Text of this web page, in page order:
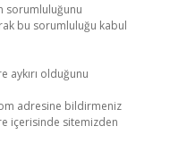
sorumluluğunu
bu sorumluluğu kabul
aykırı olduğunu
adresine bildirmeniz
içerisinde sitemizden